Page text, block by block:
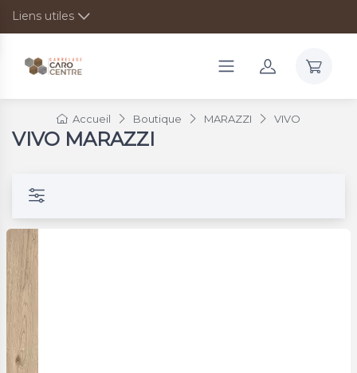
Liens utiles
Accueil Boutique MARAZZI VIVO
VIVO MARAZZI